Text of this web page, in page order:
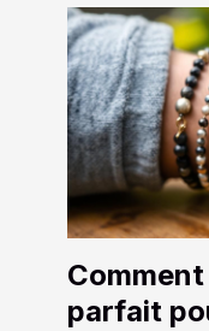
parfait